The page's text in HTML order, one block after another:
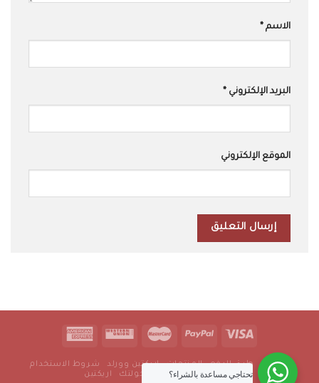
الاسم *
البريد الإلكتروني *
الموقع الإلكتروني
من نحن طرق الدفع المنتجات اريكتين وورلد
شروط الاستخدام
سياسة الخصوصية
رجولتك اريكتين تحتاجي مساعدة بالشراء؟